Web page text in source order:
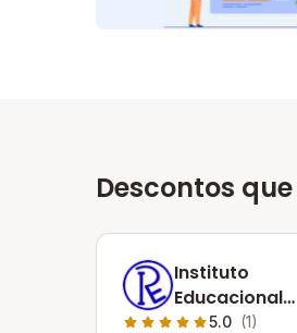
Descontos
Instituto
Educacional
Racional
5.0 (1)